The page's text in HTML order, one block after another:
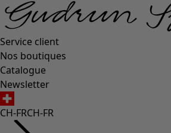
Service client
Nos boutiques
Catalogue
Newsletter
CH-FRCH-FR